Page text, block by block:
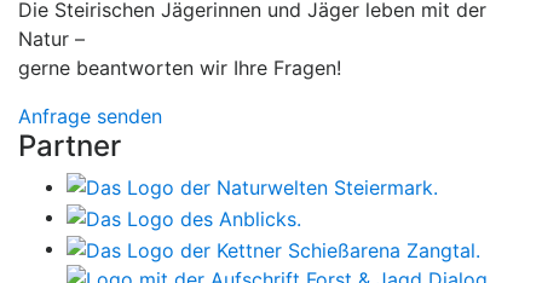
Die Steirischen Jägerinnen und Jäger leben mit der
Natur –
gerne beantworten wir Ihre Fragen!
Anfrage senden
Partner